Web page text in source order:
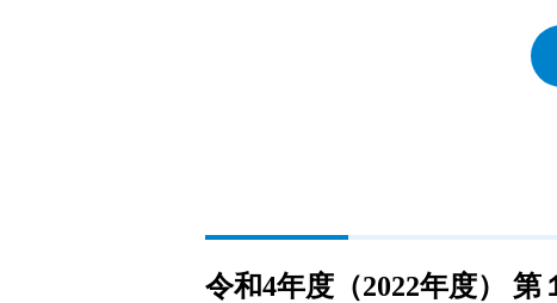
令和4年度（2022年度）